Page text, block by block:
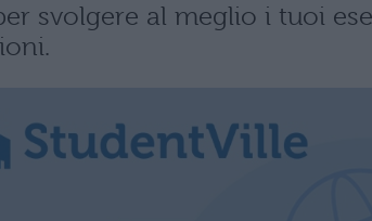
svolgere al meglio i tuoi